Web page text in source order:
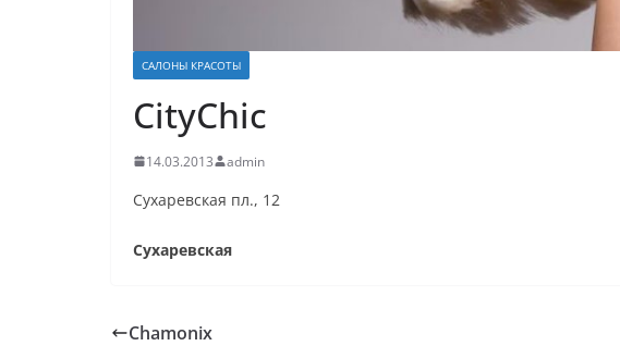
САЛОНЫ КРАСОТЫ
CityChic
14.03.2013 admin
Сухаревская пл., 12
Сухаревская
Chamonix